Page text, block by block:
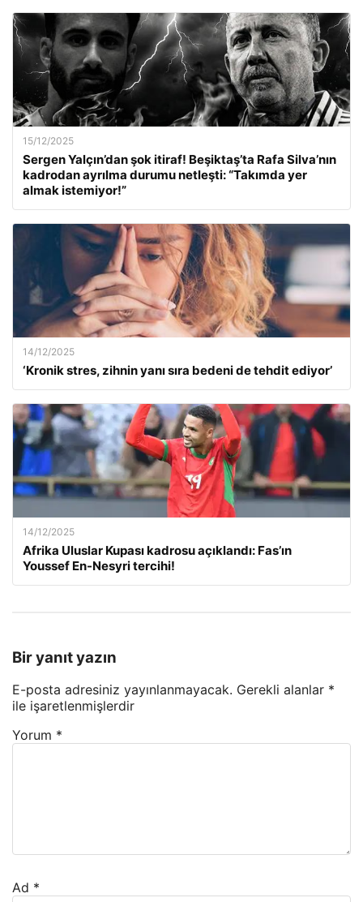
15/12/2025
Sergen Yalçın’dan şok itiraf! Beşiktaş’ta Rafa Silva’nın
kadrodan ayrılma durumu netleşti: “Takımda yer
almak istemiyor!”
14/12/2025
‘Kronik stres, zihnin yanı sıra bedeni de tehdit ediyor’
14/12/2025
Afrika Uluslar Kupası kadrosu açıklandı: Fas’ın
Youssef En-Nesyri tercihi!
Bir yanıt yazın
E-posta adresiniz yayınlanmayacak. Gerekli alanlar *
ile işaretlenmişlerdir
Yorum *
Ad *